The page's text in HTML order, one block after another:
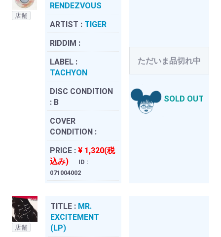
店舗
RENDEZVOUS
ARTIST : TIGER
RIDDIM :
LABEL :
TACHYON
DISC CONDITION
: B
COVER
CONDITION :
PRICE : ¥ 1,320(税
込み)
ID :
071004002
ただいま品切れ中
SOLD OUT
店舗
TITLE : MR.
EXCITEMENT
(LP)